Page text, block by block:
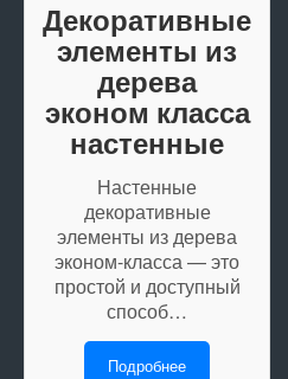
Декоративные
элементы из
дерева
эконом класса
настенные
Настенные
декоративные
элементы из дерева
эконом-класса — это
простой и доступный
способ…
Подробнее